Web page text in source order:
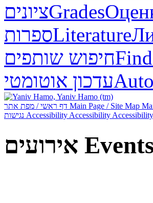
ציוניםGrades
ספרותLiterature
חיפוש שותפים
עדכון אוטומטי
Main Page / Site Map
Accessibility Accessibility Accessibility
אירועים